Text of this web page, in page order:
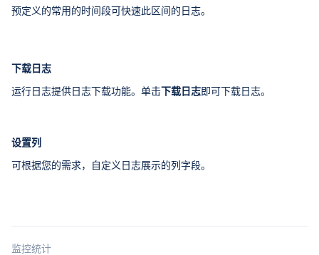
预定义的常用的时间段可快速此区间的日志。
下载日志
运行日志提供日志下载功能。单击下载日志即可下载日志。
设置列
可根据您的需求，自定义日志展示的列字段。
监控统计